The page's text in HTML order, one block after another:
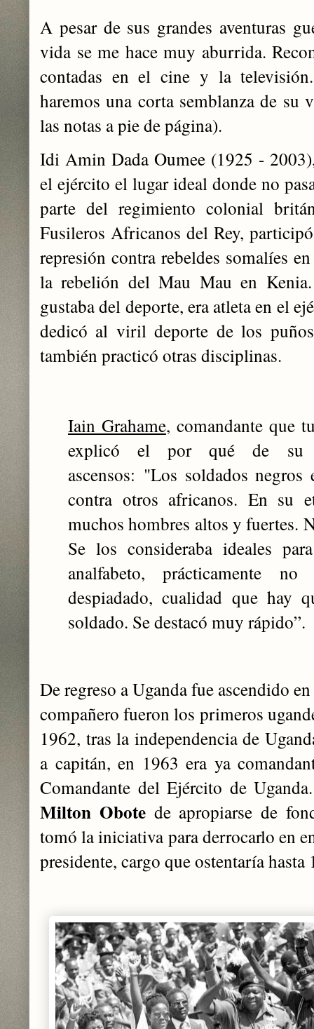
A pesar de sus grandes aventuras
vida se me hace muy aburrida.
contadas en el cine y la
haremos una corta semblanza de su
las notas a pie de página).
Idi Amin Dada Oumee (1925 -
el ejército el lugar ideal donde no
parte del regimiento colonial
Fusileros Africanos del Rey,
represión contra rebeldes somalíes
la rebelión del Mau Mau en
gustaba del deporte, era atleta en el
dedicó al viril deporte de los
también practicó otras disciplinas.
Iain Grahame, comandante que
explicó el por qué de su
ascensos: "Los soldados
contra otros africanos. En su
muchos hombres altos y fuertes.
Se los consideraba ideales
analfabeto, prácticamente
despiadado, cualidad que hay
soldado. Se destacó muy rápido”.
De regreso a Uganda fue ascendido
compañero fueron los primeros
1962, tras la independencia de
a capitán, en 1963 era ya
Comandante del Ejército de
Milton Obotede apropiarse de
tomó la iniciativa para derrocarlo en
presidente, cargo que ostentaría